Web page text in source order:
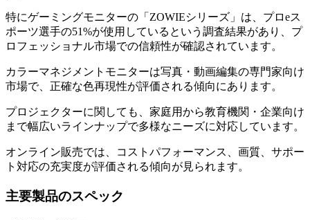
特にゲーミングモニターの「ZOWIEシリーズ」は、プロeス
ポーツ選手の51%が使用しているという調査結果があり、プ
ロフェッショナル市場での信頼性が確認されています。
カラーマネジメントモニターは写真・動画編集の専門家向け
市場で、正確な色再現性が評価される傾向にあります。
プロジェクターに関しても、家庭用から教育機関・企業向け
まで幅広いラインナップで多様なニーズに対応しています。
オンライン販売では、コストパフォーマンス、画質、サポー
ト対応の充実度が評価される傾向が見られます。
主要製品のスペック